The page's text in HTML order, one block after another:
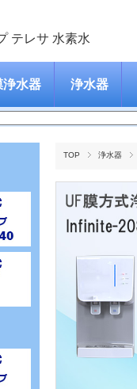
浄水器 浄水器
TOP 浄水器